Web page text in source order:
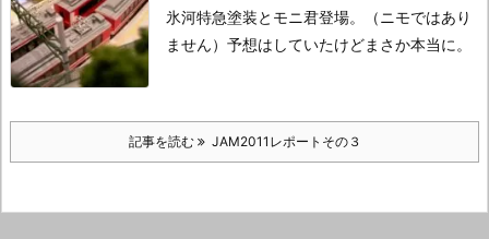
氷河特急塗装とモニ君登場。
（ニモではあり
ません） 予想はしていたけどまさか本当に。
記事を読む JAM2011レポートその３